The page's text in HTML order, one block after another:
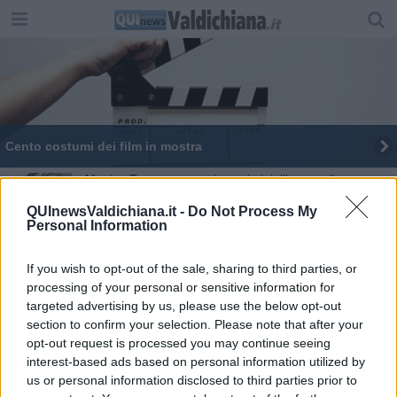
QUInewsValdichiana.it - Do Not Process My
Personal Information
If you wish to opt-out of the sale, sharing to third parties, or
processing of your personal or sensitive information for
targeted advertising by us, please use the below opt-out
section to confirm your selection. Please note that after your
opt-out request is processed you may continue seeing
interest-based ads based on personal information utilized by
us or personal information disclosed to third parties prior to
Cento costumi dei film in mostra
Magica Toscana, ecco i nuovi gioielli museali
Torna l'Emporio letterario a Pienza
Quel “L’arcidiavolo” di Ettore Scola
La magia dei fiori per il ventennale Unesco
Emporio letterario, gli artigiani si raccontano